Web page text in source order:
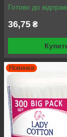
Готово до
36,75 ₴
Новинка